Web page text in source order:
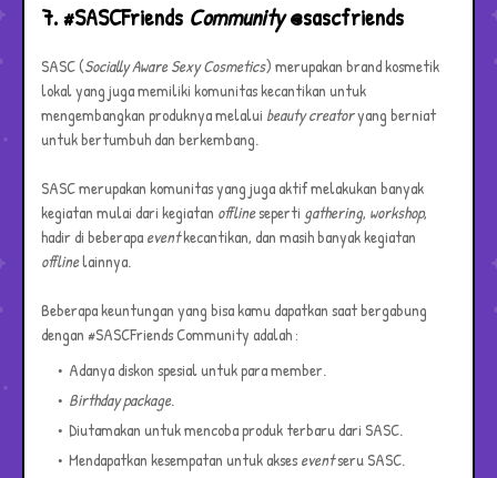
7. #SASCFriends Community@sascfriends
SASC (Socially Aware Sexy Cosmetics) merupakan brand kosmetik
lokal yang juga memiliki komunitas kecantikan untuk
mengembangkan produknya melalui beauty creatoryang berniat
untuk bertumbuh dan berkembang.
SASC merupakan komunitas yang juga aktif melakukan banyak
kegiatan mulai dari kegiatan offlineseperti gathering, workshop,
hadir di beberapaeventkecantikan, dan masih banyak kegiatan
offlinelainnya.
Beberapa keuntungan yang bisa kamu dapatkan saat bergabung
dengan #SASCFriends Community adalah :
Adanya diskon spesial untuk para member.
Birthday package.
Diutamakan untuk mencoba produk terbaru dari SASC.
Mendapatkan kesempatan untuk akseseventseru SASC.